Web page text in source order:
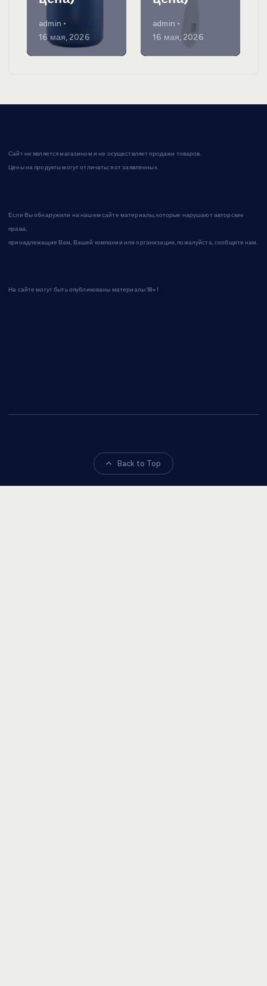
admin
16 мая, 2026
admin
16 мая, 2026
Сайт не является магазином и не осуществляет продажи товаров.
Цены на продукты могут отличаться от заявленных.
Если Вы обнаружили на нашем сайте материалы, которые нарушают авторские
права,
принадлежащие Вам, Вашей компании или организации, пожалуйста, сообщите нам.
На сайте могут быть опубликованы материалы 18+!
Back to Top